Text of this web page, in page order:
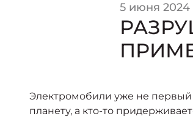
5 июня 2024
Электромобили уже не первый
планету, а кто-то